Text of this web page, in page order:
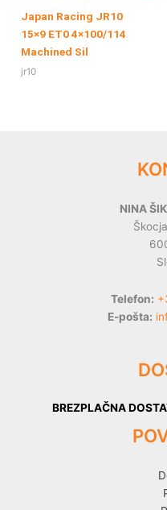
Japan Racing JR10
15×9 ET0 4×100/114
Machined Sil
jr10
NINA
Telefon:
E-pošta:
BREZPLAČNA